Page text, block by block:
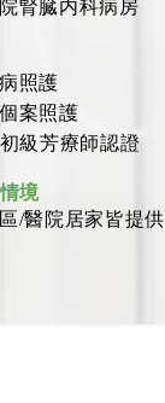
腎臓内科病房
照護
案照護
級芳療師認證
境
/醫院居家皆提供